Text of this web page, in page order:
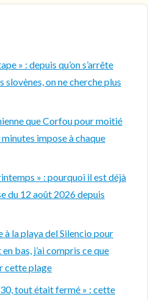
» : depuis qu’on s’arrête
slovènes, on ne cherche plus
que Corfou pour moitié
impose à chaque
» : pourquoi il est déjà
du 12 août 2026 depuis
à la playa del Silencio pour
bas, j’ai compris ce que
cette plage
tout était fermé » : cette